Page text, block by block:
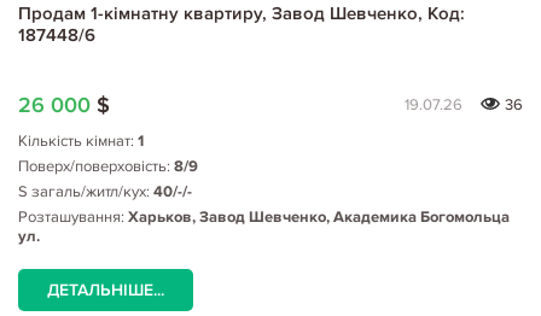
Продам 1-кімнатну квартиру, Завод Шевченко, Код:
187448/6
26 000 $ 19.07.26
36
Кількість кімнат: 1
Поверх/поверховість: 8/9
S загаль/житл/кух: 40/-/-
Розташування: Харьков, Завод Шевченко, Академика Богомольца
ул.
ДЕТАЛЬНІШЕ...